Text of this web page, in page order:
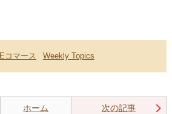
Eコマース Weekly Topics
ホーム 次の記事